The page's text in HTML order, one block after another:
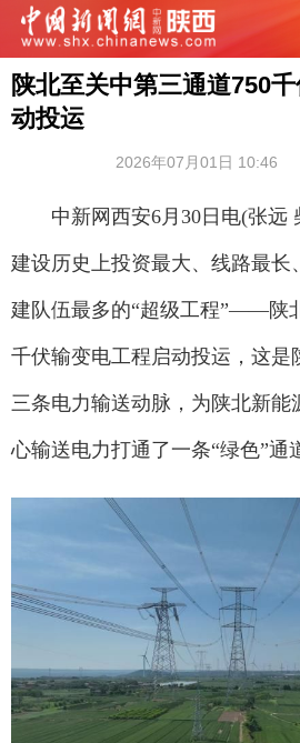
陕北至关中第三通道750
动投运
2026年07月01日 10:46
中新网西安6月30日电(张远
建设历史上投资最大、线路最长
建队伍最多的“超级工程”——陕
千伏输变电工程启动投运，这是
三条电力输送动脉，为陕北新能
心输送电力打通了一条“绿色”通